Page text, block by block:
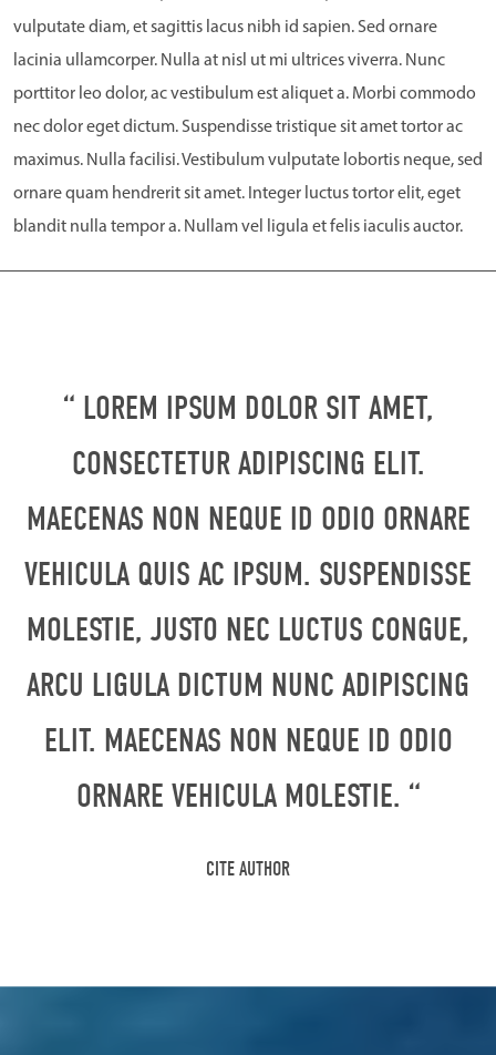
vulputate diam, et sagittis lacus nibh id sapien. Sed ornare
lacinia ullamcorper. Nulla at nisl ut mi ultrices viverra. Nunc
porttitor leo dolor, ac vestibulum est aliquet a. Morbi commodo
nec dolor eget dictum. Suspendisse tristique sit amet tortor ac
maximus. Nulla facilisi. Vestibulum vulputate lobortis neque, sed
ornare quam hendrerit sit amet. Integer luctus tortor elit, eget
blandit nulla tempor a. Nullam vel ligula et felis iaculis auctor.
“ LOREM IPSUM DOLOR SIT AMET,
CONSECTETUR ADIPISCING ELIT.
MAECENAS NON NEQUE ID ODIO ORNARE
VEHICULA QUIS AC IPSUM. SUSPENDISSE
MOLESTIE, JUSTO NEC LUCTUS CONGUE,
ARCU LIGULA DICTUM NUNC ADIPISCING
ELIT. MAECENAS NON NEQUE ID ODIO
ORNARE VEHICULA MOLESTIE. “
CITE AUTHOR